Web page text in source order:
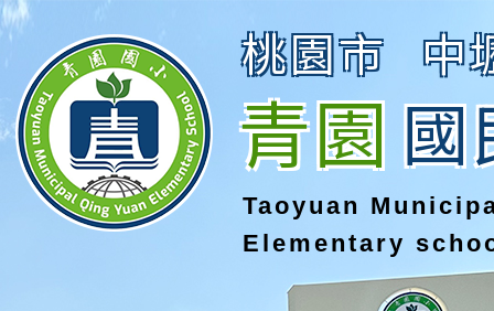
桃園市 中
青園國
Taoyuan
Elementary